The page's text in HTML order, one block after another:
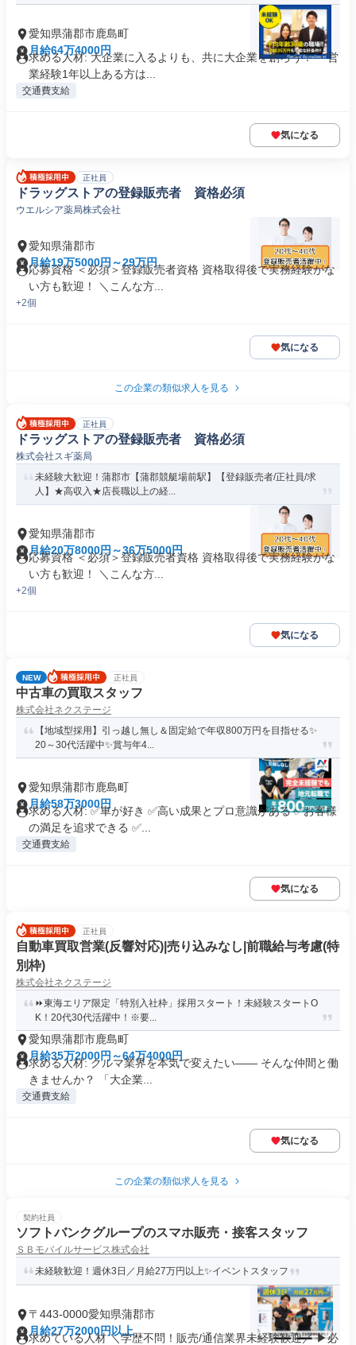
愛知県蒲郡市鹿島町
月給64万4000円
求める人材: 大企業に入るよりも、共に大企業を創ろう！ ・営
業経験1年以上ある方は...
交通費支給
気になる
正社員
ドラッグストアの登録販売者 資格必須
ウエルシア薬局株式会社
愛知県蒲郡市
月給19万5000円～29万円
応募資格 ＜必須＞登録販売者資格 資格取得後で実務経験がな
い方も歓迎！ ＼こんな方...
+2個
気になる
この企業の類似求人を見る
正社員
ドラッグストアの登録販売者 資格必須
株式会社スギ薬局
未経験大歓迎！蒲郡市【蒲郡競艇場前駅】【登録販売者/正社員/求
人】★高収入★店長職以上の経...
愛知県蒲郡市
月給20万8000円～36万5000円
応募資格 ＜必須＞登録販売者資格 資格取得後で実務経験がな
い方も歓迎！ ＼こんな方...
+2個
気になる
NEW 正社員
中古車の買取スタッフ
株式会社ネクステージ
【地域型採用】引っ越し無し＆固定給で年収800万円を目指せる✨
20～30代活躍中✨賞与年4...
愛知県蒲郡市鹿島町
月給58万3000円
求める人材: ✅車が好き ✅高い成果とプロ意識がある ✅お客様
の満足を追求できる ✅...
交通費支給
気になる
正社員
自動車買取営業(反響対応)|売り込みなし|前職給与考慮(特
別枠)
株式会社ネクステージ
⏩️東海エリア限定「特別入社枠」採用スタート！未経験スタートO
K！20代30代活躍中！※要...
愛知県蒲郡市鹿島町
月給35万2000円～64万4000円
求める人材: クルマ業界を本気で変えたい―― そんな仲間と働
きませんか？ 「大企業...
交通費支給
気になる
この企業の類似求人を見る
契約社員
ソフトバンクグループのスマホ販売・接客スタッフ
ＳＢモバイルサービス株式会社
未経験歓迎！週休3日／月給27万円以上✨イベントスタッフ
〒443-0000愛知県蒲郡市
月給27万2000円以上
求めている人材 ＼学歴不問！販売/通信業界未経験歓迎／ ▶必